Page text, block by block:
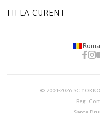
FII LA CURENT
© 2004-2026 SC
Reg.